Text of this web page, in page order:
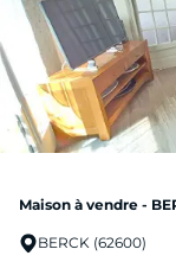
Maison à vendre -
BERCK (62600)